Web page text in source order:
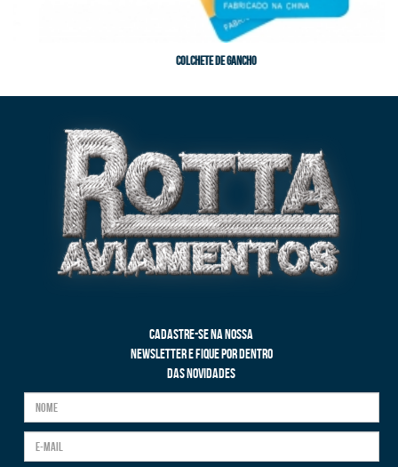
Colchete de Gancho
CADASTRE-SE NA NOSSA
NEWSLETTER E FIQUE POR DENTRO
DAS NOVIDADES